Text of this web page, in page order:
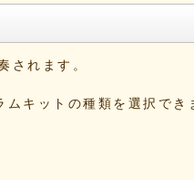
されます。
キットの種類を選択でき